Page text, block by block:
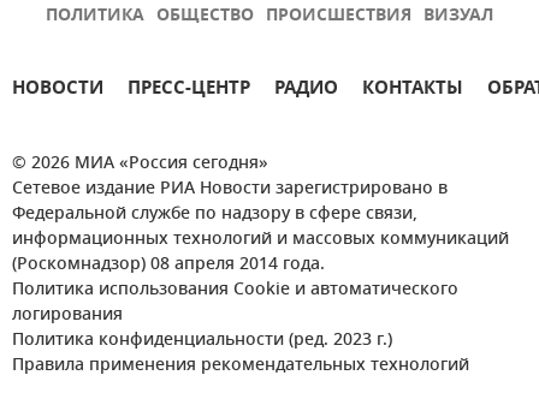
ПОЛИТИКА ОБЩЕСТВО ПРОИСШЕСТВИЯ ВИЗУАЛ
НОВОСТИ ПРЕСС-ЦЕНТР РАДИО КОНТАКТЫ
© 2026 МИА «Россия сегодня»
Сетевое издание РИА Новости зарегистрировано в
Федеральной службе по надзору в сфере связи,
информационных технологий и массовых коммуникаций
(Роскомнадзор) 08 апреля 2014 года.
Политика использования Cookie и автоматического
логирования
Политика конфиденциальности (ред. 2023 г.)
Правила применения рекомендательных технологий